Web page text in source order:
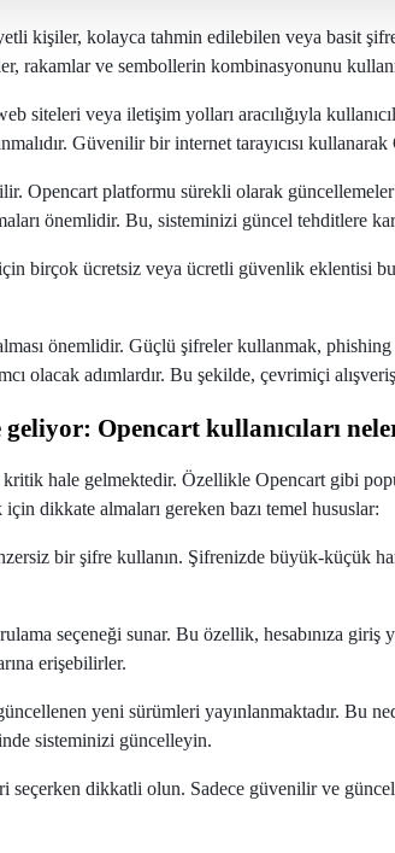
kişiler, kolayca tahmin edilebilen veya basit
ve sembollerin kombinasyonunu
siteleri veya iletişim yolları aracılığıyla
Güvenilir bir internet tarayıcısı
Opencart platformu sürekli olarak güncellemeler
önemlidir. Bu, sisteminizi güncel tehditlere
birçok ücretsiz veya ücretli güvenlik eklentisi
önemlidir. Güçlü şifreler kullanmak,
olacak adımlardır. Bu şekilde, çevrimiçi
Opencart kullanıcıları
hale gelmektedir. Özellikle Opencart gibi
dikkate almaları gereken bazı temel hususlar:
bir şifre kullanın. Şifrenizde büyük-küçük
seçeneği sunar. Bu özellik, hesabınıza giriş
erişebilirler.
yeni sürümleri yayınlanmaktadır. Bu
sisteminizi güncelleyin.
dikkatli olun. Sadece güvenilir ve